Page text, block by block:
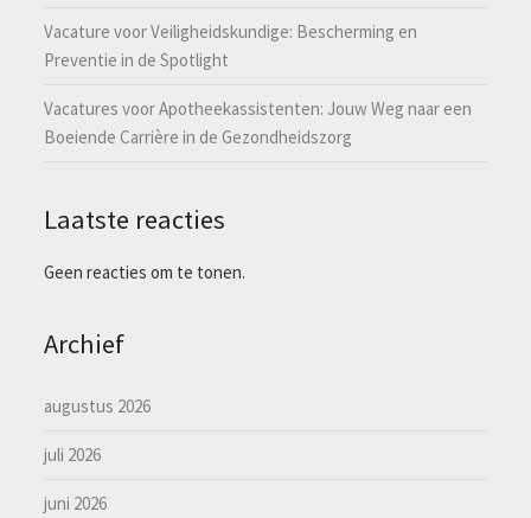
Vacature voor Veiligheidskundige: Bescherming en
Preventie in de Spotlight
Vacatures voor Apotheekassistenten: Jouw Weg naar een
Boeiende Carrière in de Gezondheidszorg
Laatste reacties
Geen reacties om te tonen.
Archief
augustus 2026
juli 2026
juni 2026